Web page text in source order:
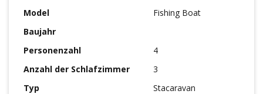
Model
Fishing Boat
Baujahr
Personenzahl
4
Anzahl der Schlafzimmer
3
Typ
Stacaravan